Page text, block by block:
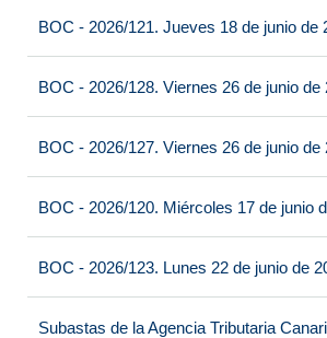
BOC - 2026/121. Jueves 18 de junio de
BOC - 2026/128. Viernes 26 de junio de
BOC - 2026/127. Viernes 26 de junio de
BOC - 2026/120. Miércoles 17 de junio
BOC - 2026/123. Lunes 22 de junio de
Subastas de la Agencia Tributaria